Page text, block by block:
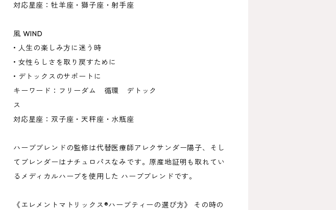
対応星座：牡羊座・獅子座・射手座
風 WIND
• 人生の楽しみ方に迷う時
• 女性らしさを取り戻すために
• デトックスのサポートに
キーワード：フリーダム 循環 デトック
ス
対応星座：双子座・天秤座・水瓶座
ハーブブレンドの監修は代替医療師アレクサンダー陽子、そし
てブレンダーはナチュロパスなみです。原産地証明も取れてい
るメディカルハーブを使用した ハーブブレンドです。
《エレメントマトリックス®ハーブティーの選び方》 その時の